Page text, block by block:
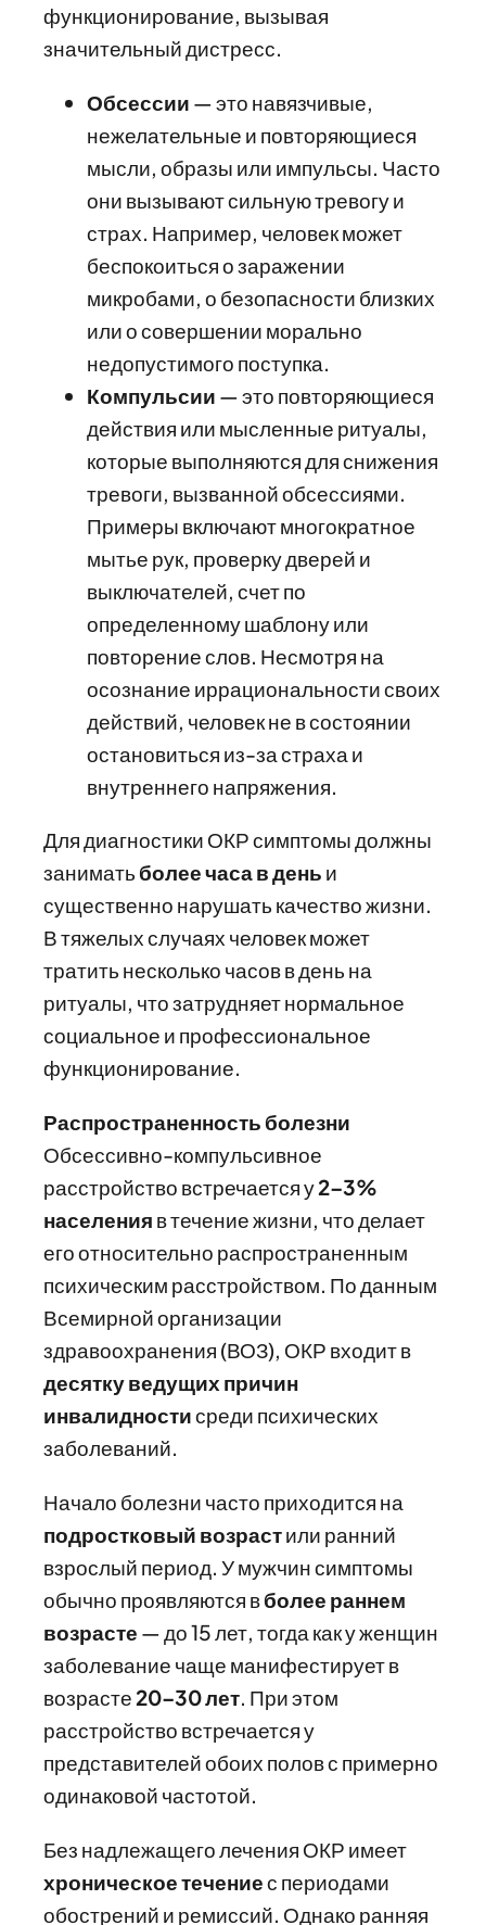
функционирование, вызывая
значительный дистресс.
Обсессии — это навязчивые,
нежелательные и повторяющиеся
мысли, образы или импульсы. Часто
они вызывают сильную тревогу и
страх. Например, человек может
беспокоиться о заражении
микробами, о безопасности близких
или о совершении морально
недопустимого поступка.
Компульсии — это повторяющиеся
действия или мысленные ритуалы,
которые выполняются для снижения
тревоги, вызванной обсессиями.
Примеры включают многократное
мытье рук, проверку дверей и
выключателей, счет по
определенному шаблону или
повторение слов. Несмотря на
осознание иррациональности своих
действий, человек не в состоянии
остановиться из-за страха и
внутреннего напряжения.
Для диагностики ОКР симптомы должны
заниматьболее часа в день и
существенно нарушать качество жизни.
В тяжелых случаях человек может
тратить несколько часов в день на
ритуалы, что затрудняет нормальное
социальное и профессиональное
функционирование.
Распространенность болезни
Обсессивно-компульсивное
расстройство встречается у2–3%
населения в течение жизни, что делает
его относительно распространенным
психическим расстройством. По данным
Всемирной организации
здравоохранения (ВОЗ), ОКР входит в
десятку ведущих причин
инвалидностисреди психических
заболеваний.
Начало болезни часто приходится на
подростковый возрастили ранний
взрослый период. У мужчин симптомы
обычно проявляются вболее раннем
возрасте — до 15 лет, тогда как у женщин
заболевание чаще манифестирует в
возрасте 20–30 лет. При этом
расстройство встречается у
представителей обоих полов с примерно
одинаковой частотой.
Без надлежащего лечения ОКР имеет
хроническое течениес периодами
обострений и ремиссий. Однако ранняя